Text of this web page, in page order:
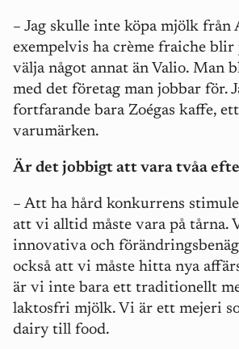
– Jag skulle inte köpa mjölk från
exempelvis ha crème fraiche
välja något annat än Valio. Man
med det företag man jobbar för.
fortfarande bara Zoégas kaffe,
varumärken.
Är det jobbigt att vara tvåa
– Att ha hård konkurrens
att vi alltid måste vara på tårna.
innovativa och
också att vi måste hitta nya
är vi inte bara ett traditionellt
laktosfri mjölk. Vi är ett mejeri
dairy till food.